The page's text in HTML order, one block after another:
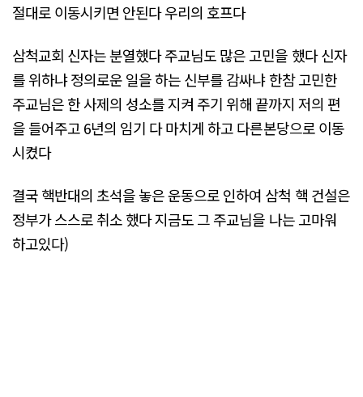
절대로 이동시키면 안된다 우리의 호프다
삼척교회 신자는 분열했다 주교님도 많은 고민을 했다 신자
를 위하냐 정의로운 일을 하는 신부를 감싸냐 한참 고민한
주교님은 한 사제의 성소를 지켜 주기 위해 끝까지 저의 편
을 들어주고 6년의 임기 다 마치게 하고 다른본당으로 이동
시켰다
결국 핵반대의 초석을 놓은 운동으로 인하여 삼척 핵 건설은
정부가 스스로 취소 했다 지금도 그 주교님을 나는 고마워
하고있다)